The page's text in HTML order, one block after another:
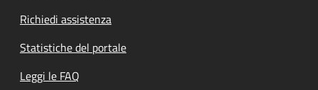
Richiedi assistenza
Statistiche del portale
Leggi le FAQ